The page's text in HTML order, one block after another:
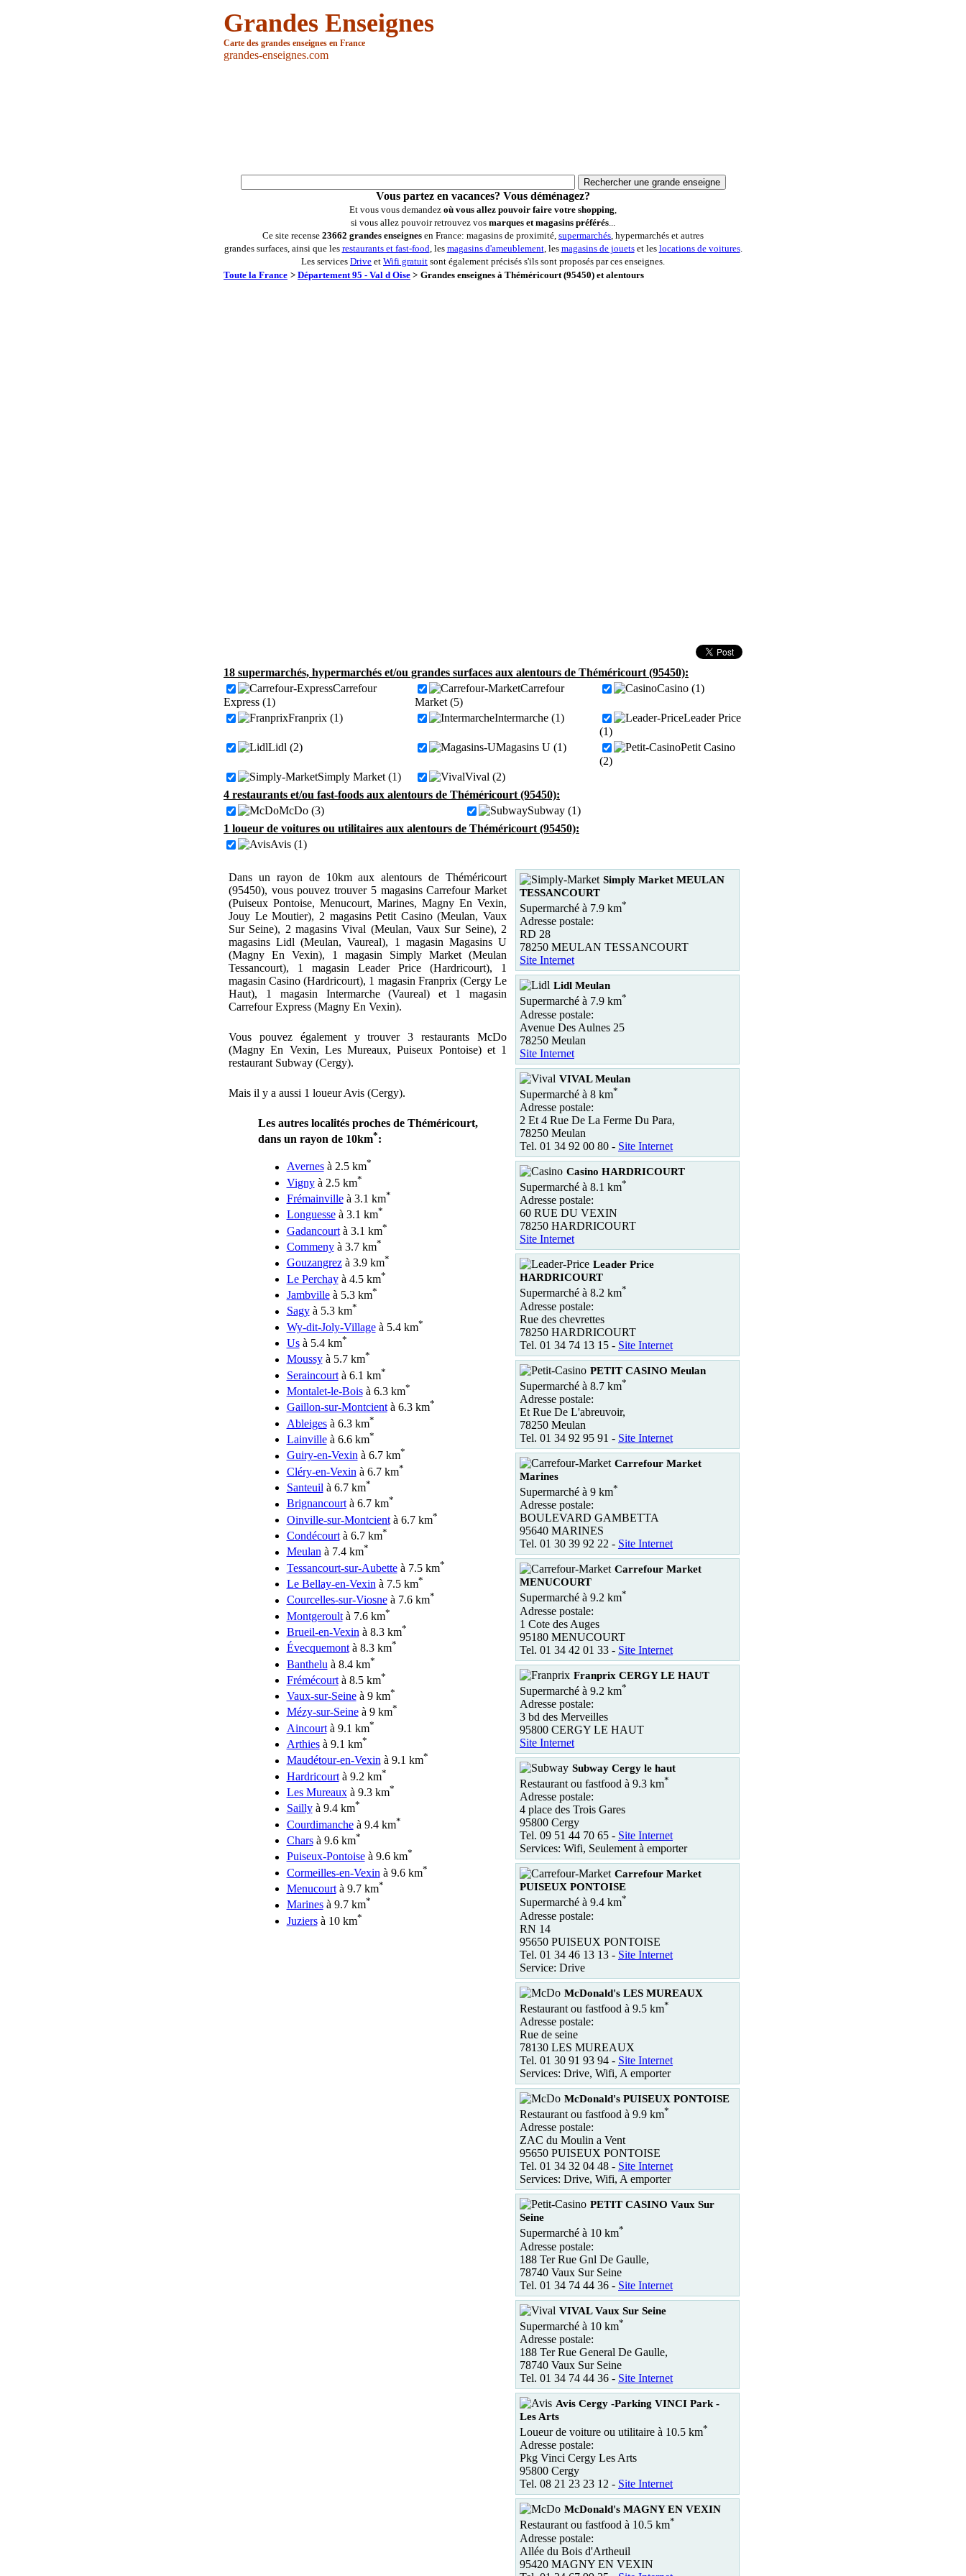
Grandes Enseignes
Carte des grandes enseignes en France
grandes-enseignes.com
Vous partez en vacances? Vous déménagez?
Et vous vous demandez où vous allez pouvoir faire votre shopping,
si vous allez pouvoir retrouvez vos marques et magasins préférés...
Ce site recense 23662 grandes enseignes en France: magasins de proximité, supermarchés, hypermarchés et autres
grandes surfaces, ainsi que les restaurants et fast-food, les magasins d'ameublement, les magasins de jouetset les locations de voitures.
Les services Drive et Wifi gratuit sont également précisés s'ils sont proposés par ces enseignes.
Toute la France > Département 95 - Val d Oise > Grandes enseignes à Théméricourt (95450) et alentours
18 supermarchés, hypermarchés et/ou grandes surfaces aux alentours de Théméricourt (95450):
Carrefour
Express (1)
Carrefour
Market (5)
Casino (1)
Franprix (1) Intermarche (1)
Leader Price
(1)
Lidl (2)
Magasins U (1)
Petit Casino
(2)
Simply Market (1)
Vival (2)
4 restaurants et/ou fast-foods aux alentours de Théméricourt (95450):
McDo (3)
Subway (1)
1 loueur de voitures ou utilitaires aux alentours de Théméricourt (95450):
Avis (1)
Dans un rayon de 10km aux alentours de Théméricourt
(95450), vous pouvez trouver 5 magasins Carrefour Market
(Puiseux Pontoise, Menucourt, Marines, Magny En Vexin,
Jouy Le Moutier), 2 magasins Petit Casino (Meulan, Vaux
Sur Seine), 2 magasins Vival (Meulan, Vaux Sur Seine), 2
magasins Lidl (Meulan, Vaureal), 1 magasin Magasins U
(Magny En Vexin), 1 magasin Simply Market (Meulan
Tessancourt), 1 magasin Leader Price (Hardricourt), 1
magasin Casino (Hardricourt), 1 magasin Franprix (Cergy Le
Haut), 1 magasin Intermarche (Vaureal) et 1 magasin
Carrefour Express (Magny En Vexin).
Vous pouvez également y trouver 3 restaurants McDo
(Magny En Vexin, Les Mureaux, Puiseux Pontoise) et 1
restaurant Subway (Cergy).
Mais il y a aussi 1 loueur Avis (Cergy).
Les autres localités proches de Théméricourt,
dans un rayon de 10km*:
Avernesà 2.5 km*
Vignyà 2.5 km*
Frémainvilleà 3.1 km*
Longuesseà 3.1 km*
Gadancourtà 3.1 km*
Commenyà 3.7 km*
Gouzangrezà 3.9 km*
Le Perchayà 4.5 km*
Jambvilleà 5.3 km*
Sagyà 5.3 km*
Wy-dit-Joly-Villageà 5.4 km*
Usà 5.4 km*
Moussyà 5.7 km*
Seraincourtà 6.1 km*
Montalet-le-Boisà 6.3 km*
Gaillon-sur-Montcientà 6.3 km*
Ableigesà 6.3 km*
Lainvilleà 6.6 km*
Guiry-en-Vexinà 6.7 km*
Cléry-en-Vexin à 6.7 km*
Santeuil à 6.7 km*
Brignancourtà 6.7 km*
Oinville-sur-Montcientà 6.7 km*
Condécourtà 6.7 km*
Meulanà 7.4 km*
Tessancourt-sur-Aubetteà 7.5 km*
Le Bellay-en-Vexin à 7.5 km*
Courcelles-sur-Viosneà 7.6 km*
Montgeroultà 7.6 km*
Brueil-en-Vexin à 8.3 km*
Évecquemontà 8.3 km*
Banthelu à 8.4 km*
Frémécourtà 8.5 km*
Vaux-sur-Seineà 9 km*
Mézy-sur-Seineà 9 km*
Aincourtà 9.1 km*
Arthiesà 9.1 km*
Maudétour-en-Vexinà 9.1 km*
Hardricourtà 9.2 km*
Les Mureauxà 9.3 km*
Saillyà 9.4 km*
Courdimancheà 9.4 km*
Charsà 9.6 km*
Puiseux-Pontoiseà 9.6 km*
Cormeilles-en-Vexin à 9.6 km*
Menucourtà 9.7 km*
Marinesà 9.7 km*
Juziersà 10 km*
Simply Market MEULAN
TESSANCOURT
Supermarché à 7.9 km*
Adresse postale:
RD 28
78250 MEULAN TESSANCOURT
Site Internet
Lidl Meulan
Supermarché à 7.9 km*
Adresse postale:
Avenue Des Aulnes 25
78250 Meulan
Site Internet
VIVAL Meulan
Supermarché à 8 km*
Adresse postale:
2 Et 4 Rue De La Ferme Du Para,
78250 Meulan
Tel. 01 34 92 00 80 - Site Internet
Casino HARDRICOURT
Supermarché à 8.1 km*
Adresse postale:
60 RUE DU VEXIN
78250 HARDRICOURT
Site Internet
Leader Price
HARDRICOURT
Supermarché à 8.2 km*
Adresse postale:
Rue des chevrettes
78250 HARDRICOURT
Tel. 01 34 74 13 15 - Site Internet
PETIT CASINO Meulan
Supermarché à 8.7 km*
Adresse postale:
Et Rue De L'abreuvoir,
78250 Meulan
Tel. 01 34 92 95 91 - Site Internet
Carrefour Market
Marines
Supermarché à 9 km*
Adresse postale:
BOULEVARD GAMBETTA
95640 MARINES
Tel. 01 30 39 92 22 - Site Internet
Carrefour Market
MENUCOURT
Supermarché à 9.2 km*
Adresse postale:
1 Cote des Auges
95180 MENUCOURT
Tel. 01 34 42 01 33 - Site Internet
Franprix CERGY LE HAUT
Supermarché à 9.2 km*
Adresse postale:
3 bd des Merveilles
95800 CERGY LE HAUT
Site Internet
Subway Cergy le haut
Restaurant ou fastfood à 9.3 km*
Adresse postale:
4 place des Trois Gares
95800 Cergy
Tel. 09 51 44 70 65 - Site Internet
Services: Wifi, Seulement à emporter
Carrefour Market
PUISEUX PONTOISE
Supermarché à 9.4 km*
Adresse postale:
RN 14
95650 PUISEUX PONTOISE
Tel. 01 34 46 13 13 - Site Internet
Service: Drive
McDonald's LES MUREAUX
Restaurant ou fastfood à 9.5 km*
Adresse postale:
Rue de seine
78130 LES MUREAUX
Tel. 01 30 91 93 94 - Site Internet
Services: Drive, Wifi, A emporter
McDonald's PUISEUX PONTOISE
Restaurant ou fastfood à 9.9 km*
Adresse postale:
ZAC du Moulin a Vent
95650 PUISEUX PONTOISE
Tel. 01 34 32 04 48 - Site Internet
Services: Drive, Wifi, A emporter
PETIT CASINO Vaux Sur
Seine
Supermarché à 10 km*
Adresse postale:
188 Ter Rue Gnl De Gaulle,
78740 Vaux Sur Seine
Tel. 01 34 74 44 36 - Site Internet
VIVAL Vaux Sur Seine
Supermarché à 10 km*
Adresse postale:
188 Ter Rue General De Gaulle,
78740 Vaux Sur Seine
Tel. 01 34 74 44 36 - Site Internet
Avis Cergy -Parking VINCI Park -
Les Arts
Loueur de voiture ou utilitaire à 10.5 km*
Adresse postale:
Pkg Vinci Cergy Les Arts
95800 Cergy
Tel. 08 21 23 23 12 - Site Internet
McDonald's MAGNY EN VEXIN
Restaurant ou fastfood à 10.5 km*
Adresse postale:
Allée du Bois d'Artheuil
95420 MAGNY EN VEXIN